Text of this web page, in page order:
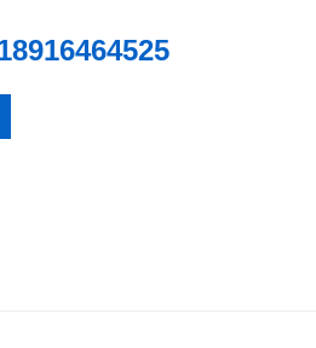
18916464525